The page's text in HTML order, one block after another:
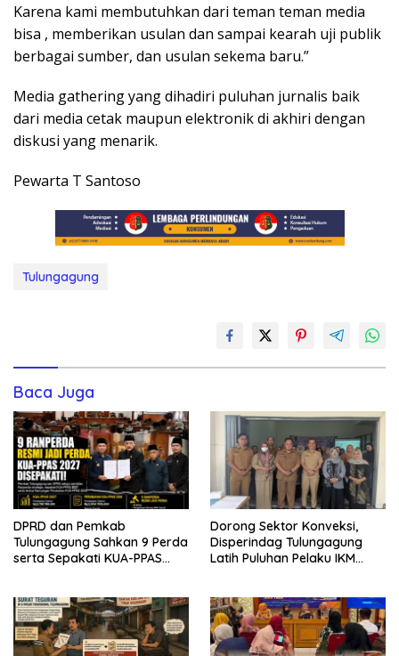
Karena kami membutuhkan dari teman teman media
bisa , memberikan usulan dan sampai kearah uji publik
berbagai sumber, dan usulan sekema baru.”
Media gathering yang dihadiri puluhan jurnalis baik
dari media cetak maupun elektronik di akhiri dengan
diskusi yang menarik.
Pewarta T Santoso
Tulungagung
Baca Juga
DPRD dan Pemkab
Tulungagung Sahkan 9 Perda
serta Sepakati KUA-PPAS
Dorong Sektor Konveksi,
Disperindag Tulungagung
Latih Puluhan Pelaku IKM